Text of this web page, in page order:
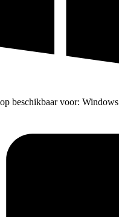
beschikbaar voor: Windows